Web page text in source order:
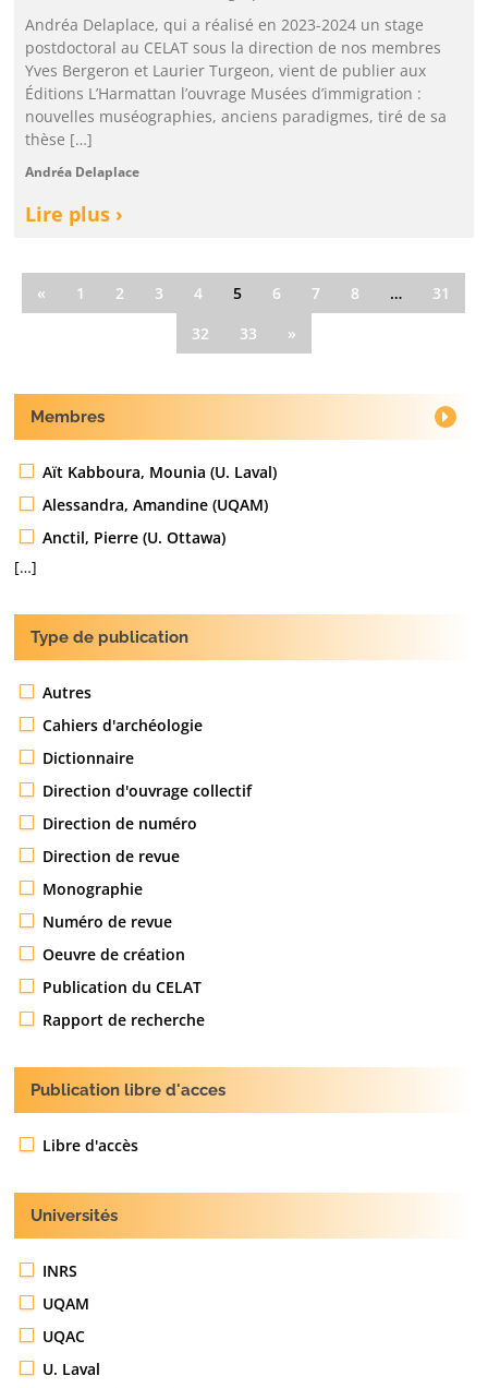
Andréa Delaplace, qui a réalisé en 2023-2024 un stage
postdoctoral au CELAT sous la direction de nos membres
Yves Bergeron et Laurier Turgeon, vient de publier aux
Éditions L’Harmattan l’ouvrage Musées d’immigration :
nouvelles muséographies, anciens paradigmes, tiré de sa
thèse […]
Andréa Delaplace
Lire plus ›
« 1 2 3 4 5 6 7 8 …
31
32
33 »
Membres
Aït Kabboura, Mounia (U. Laval)
Alessandra, Amandine (UQAM)
Anctil, Pierre (U. Ottawa)
[…]
Type de publication
Autres
Cahiers d'archéologie
Dictionnaire
Direction d'ouvrage collectif
Direction de numéro
Direction de revue
Monographie
Numéro de revue
Oeuvre de création
Publication du CELAT
Rapport de recherche
Publication libre d'acces
Libre d'accès
Universités
INRS
UQAM
UQAC
U. Laval